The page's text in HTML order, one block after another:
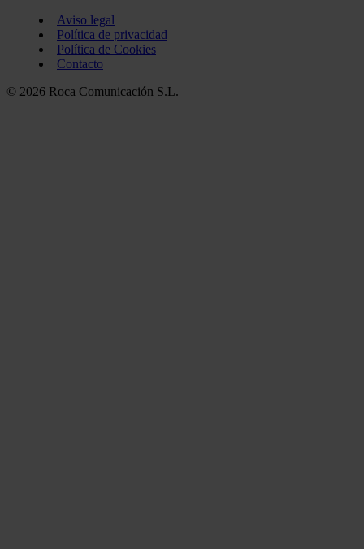
Aviso legal
Política de privacidad
Política de Cookies
Contacto
© 2026 Roca Comunicación S.L.